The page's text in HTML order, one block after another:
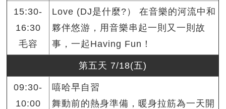
15:30-
16:30
毛容
Love (DJ是什麼?） 在音樂的河流中和
夥伴悠游，用音樂串起一則又一則故
事，一起Having Fun！
第五天 7/18(五)
09:30-
10:00
嘻哈早自習
舞動前的熱身準備，暖身拉筋為一天開